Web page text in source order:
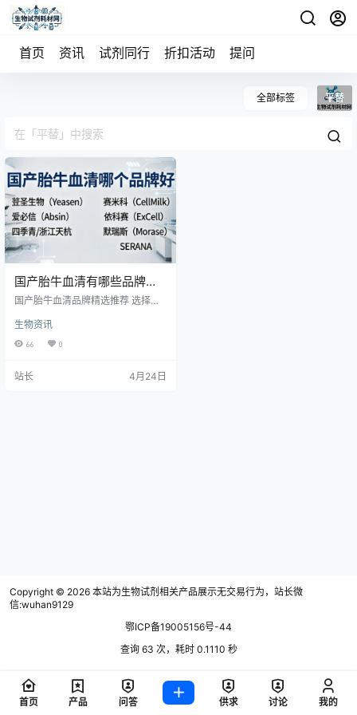
首页 资讯 试剂同行 折扣活动 提问
全部标签 平替
国产胎牛血清有哪些品牌可
以推荐？
国产胎牛血清品牌精选推荐 选择国
配自身实验需求。各品牌在血源、
工艺、质控、价格上差异显著，以
生物（Yeasen） 核心特点：质控严
生物资讯
66 0
站长 4月24日
Copyright © 2026 本站为生物试剂相关产品展示无交易行为，站长微
信:wuhan9129
鄂ICP备19005156号-44
查询 63 次，耗时 0.1110 秒
首页 产品 问答 供求 讨论 我的